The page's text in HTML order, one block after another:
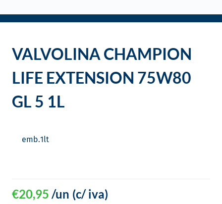
VALVOLINA CHAMPION
LIFE EXTENSION 75W80
GL 5 1L
emb.1lt
€20,95 (c/ iva)
/un